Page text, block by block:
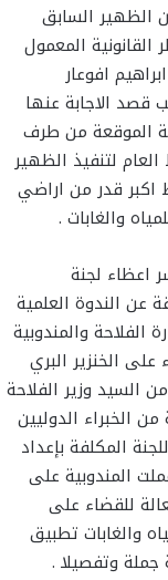
الظهير السابق
المعمول
افوعار
الاجابة عنها
الموقعة من طرف
لتنفيذ الظهير
اكبر قدر من اراضي
والغابات .
اعظاء لجنة
عن الندوة العلمية
2012 من طرف وزارة الفلاحة والمندوبية
الخنزير البري
وزير الفلاحة
الخبراء الدوليين
المكلفة بإعداد
لأكثر من 8 أشهر عملت المندوبية على
للقضاء على
والغابات تطبيق
جملة وتفصيلا .